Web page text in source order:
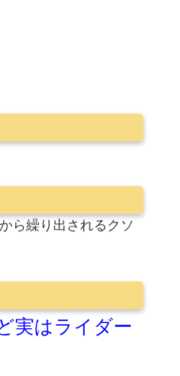
ら繰り出されるクソ
実はライダー